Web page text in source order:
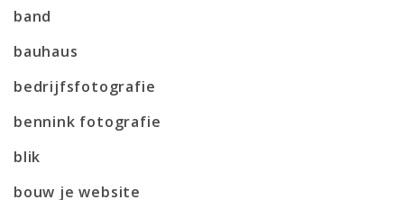
band
bauhaus
bedrijfsfotografie
bennink fotografie
blik
bouw je website